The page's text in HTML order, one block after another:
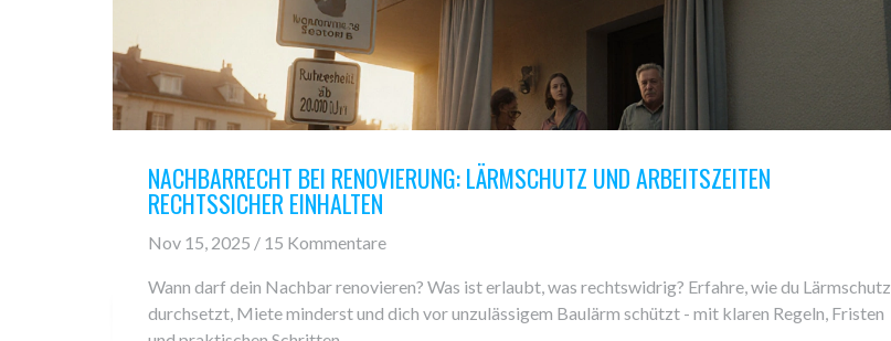
NACHBARRECHT BEI RENOVIERUNG: LÄRMSCHUTZ UND ARBEITSZEITEN
RECHTSSICHER EINHALTEN
Nov 15, 2025 / 15 Kommentare
Wann darf dein Nachbar renovieren? Was ist erlaubt, was rechtswidrig? Erfahre, wie du Lärmschutz
durchsetzt, Miete minderst und dich vor unzulässigem Baulärm schützt - mit klaren Regeln, Fristen